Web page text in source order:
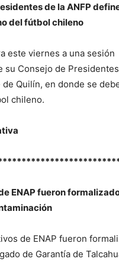
de la ANFP
del fútbol chileno
este viernes a una sesión
su Consejo de
de Quilín, en donde se
chileno.
ENAP fueron
de ENAP fueron
de Garantía de